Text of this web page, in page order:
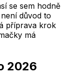
se sem hodně
důvod to
příprava krok
má
2026